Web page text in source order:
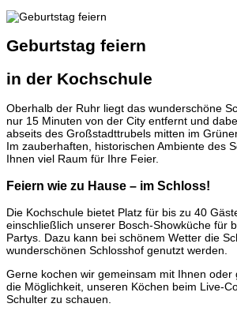
Geburtstag feiern
in der Kochschule
Oberhalb der Ruhr liegt das wunderschöne
nur 15 Minuten von der City entfernt und
abseits des Großstadttrubels mitten im
Im zauberhaften, historischen Ambiente des
Ihnen viel Raum für Ihre Feier.
Feiern wie zu Hause – im Schloss!
Die Kochschule bietet Platz für bis zu 40
einschließlich unserer Bosch-Showküche für
Partys. Dazu kann bei schönem Wetter die
wunderschönen Schlosshof genutzt werden.
Gerne kochen wir gemeinsam mit Ihnen oder
die Möglichkeit, unseren Köchen beim Live-
Schulter zu schauen.